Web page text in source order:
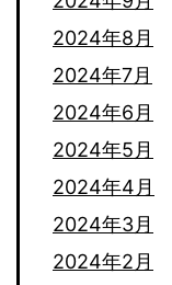
2024年8月
2024年7月
2024年6月
2024年5月
2024年4月
2024年3月
2024年2月